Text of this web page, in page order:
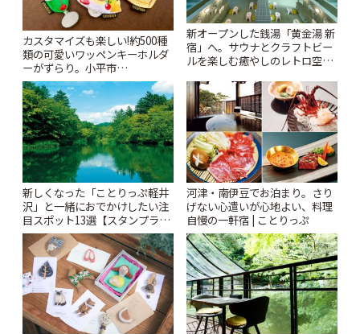
カスタマイズも楽しい!約500種
類の可愛いワッペンキーホルダ
ーがずらり。小平市
「Kimamaya T&K」 | ことりっ
ぷ
新オープンした銭湯「黄金湯 新
宿」へ。サウナとクラフトビー
ルを楽しむ癒やしのレトロ空間
新しくなった「ことりっぷ軽井
沢」と一緒におでかけしたい注
目スポット13選【スタンプラリ
ー開催中】 | ことりっぷ
河津・南伊豆でお泊まり。さり
げない心遣いが心地よい、料理
自慢の一軒宿 | ことりっぷ